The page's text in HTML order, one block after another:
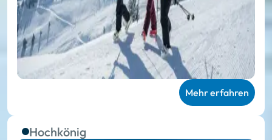
Mehr erfahren
Hochkönig